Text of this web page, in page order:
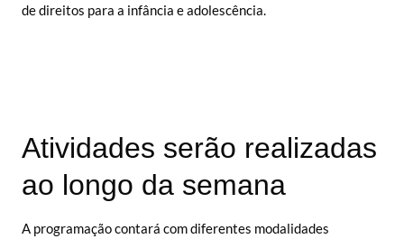
de direitos para a infância e adolescência.
Atividades serão realizadas
ao longo da semana
A programação contará com diferentes modalidades